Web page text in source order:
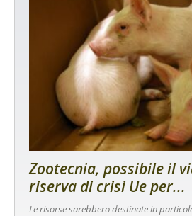
Zootecnia, possibile il
riserva di crisi Ue per...
Le risorse sarebbero destinate in